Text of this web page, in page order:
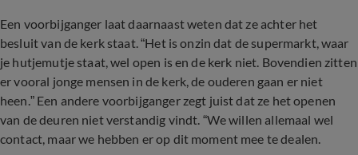
Een voorbijganger laat daarnaast weten dat ze achter het
besluit van de kerk staat. “Het is onzin dat de supermarkt, waar
je hutjemutje staat, wel open is en de kerk niet. Bovendien zitten
er vooral jonge mensen in de kerk, de ouderen gaan er niet
heen.” Een andere voorbijganger zegt juist dat ze het openen
van de deuren niet verstandig vindt. “We willen allemaal wel
contact, maar we hebben er op dit moment mee te dealen.